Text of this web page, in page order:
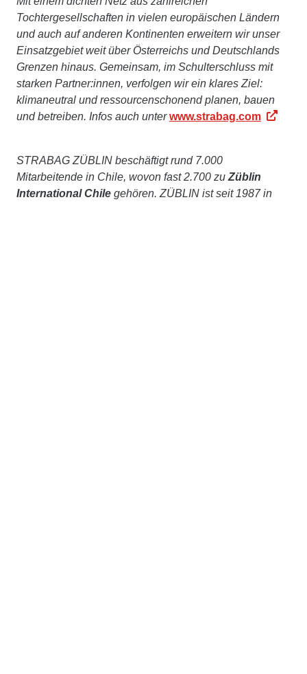
Tochtergesellschaften in vielen europäischen Ländern
und auch auf anderen Kontinenten erweitern wir unser
Einsatzgebiet weit über Österreichs und Deutschlands
Grenzen hinaus. Gemeinsam, im Schulterschluss mit
starken Partner:innen, verfolgen wir ein klares Ziel:
klimaneutral und ressourcenschonend planen, bauen
und betreiben. Infos auch unterwww.strabag.com
STRABAG ZÜBLIN beschäftigt rund 7.000
Mitarbeitende in Chile, wovon fast 2.700 zu Züblin
International Chile gehören. ZÜBLIN ist seit 1987 in